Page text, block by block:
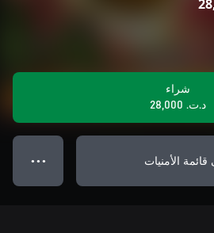
شراء
د.ت.‏ 28,000
الأمنيات ● ● ●